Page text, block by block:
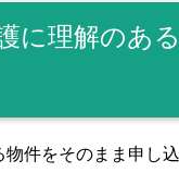
に理解のあ
物件をそのまま申し